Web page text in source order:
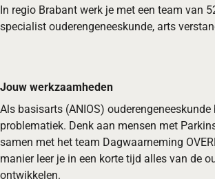
In regio Brabant werk je met een team van
specialist ouderengeneeskunde, arts
Jouw werkzaamheden
Als basisarts (ANIOS)
problematiek. Denk aan mensen met
samen met het team Dagwaarneming
manier leer je in een korte tijd alles van de
ontwikkelen.